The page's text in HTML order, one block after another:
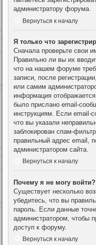
администратору форума.
Вернуться к началу
Я только что
Сначала проверьте свои
Правильно ли вы их
что на нашем форуме
записи, после
или самим
информация
было прислано email-
инструкциям. Если email-
что вы указали
заблокирован спам-
правильный адрес email,
администратором сайта.
Вернуться к началу
Почему я не могу войти?
Существует несколько
убедитесь, что вы
пароль. Если данные
администратором, чтобы
доступ к форуму.
Вернуться к началу